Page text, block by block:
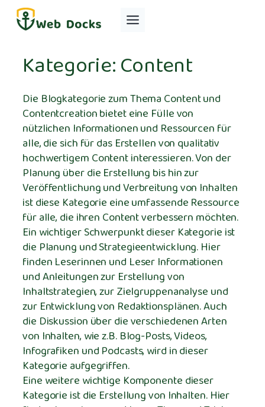
Zum
Inhalt
Kategorie:Content
Die Blogkategorie zum Thema Content und
Contentcreation bietet eine Fülle von
nützlichen Informationen und Ressourcen für
alle, die sich für das Erstellen von qualitativ
hochwertigem Content interessieren. Von der
Planung über die Erstellung bis hin zur
Veröffentlichung und Verbreitung von Inhalten
ist diese Kategorie eine umfassende Ressource
für alle, die ihren Content verbessern möchten.
Ein wichtiger Schwerpunkt dieser Kategorie ist
die Planung und Strategieentwicklung. Hier
finden Leserinnen und Leser Informationen
und Anleitungen zur Erstellung von
Inhaltstrategien, zur Zielgruppenanalyse und
zur Entwicklung von Redaktionsplänen. Auch
die Diskussion über die verschiedenen Arten
von Inhalten, wie z.B. Blog-Posts, Videos,
Infografiken und Podcasts, wird in dieser
Kategorie aufgegriffen.
Eine weitere wichtige Komponente dieser
Kategorie ist die Erstellung von Inhalten. Hier